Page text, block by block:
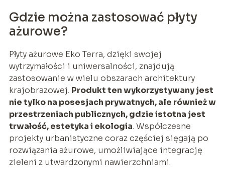
Gdzie można zastosować płyty
ażurowe?
Płyty ażurowe Eko Terra, dzięki swojej
wytrzymałości i uniwersalności, znajdują
zastosowanie w wielu obszarach architektury
krajobrazowej. Produkt ten wykorzystywany jest
nie tylko na posesjach prywatnych, ale również w
przestrzeniach publicznych, gdzie istotna jest
trwałość, estetyka i ekologia. Współczesne
projekty urbanistyczne coraz częściej sięgają po
rozwiązania ażurowe, umożliwiające integrację
zieleni z utwardzonymi nawierzchniami.